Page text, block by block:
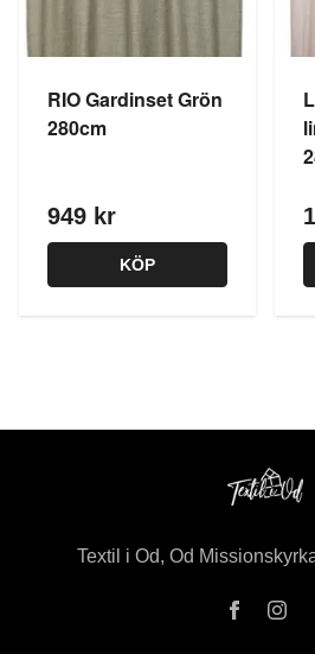
RIO Gardinset Grön
280cm
949 kr
KÖP
Textil i Od, Od